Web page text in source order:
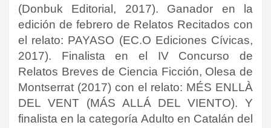
(Donbuk Editorial, 2017). Ganador en la
edición de febrero de Relatos Recitados con
el relato: PAYASO (EC.O Ediciones Cívicas,
2017). Finalista en el IV Concurso de
Relatos Breves de Ciencia Ficción, Olesa de
Montserrat (2017) con el relato: MÉS ENLLÀ
DEL VENT (MÁS ALLÁ DEL VIENTO). Y
finalista en la categoría Adulto en Catalán del